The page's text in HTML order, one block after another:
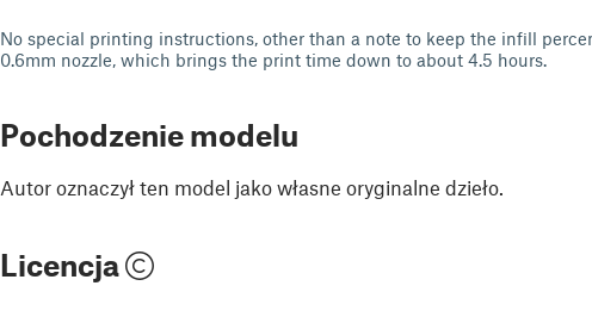
No special printing instructions, other than a note to keep the infill
0.6mm nozzle, which brings the print time down to about 4.5 hours.
Pochodzenie modelu
Autor oznaczył ten model jako własne oryginalne dzieło.
Licencja